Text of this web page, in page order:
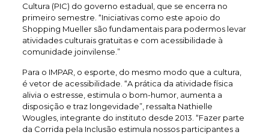
Cultura (PIC) do governo estadual, que se encerra no
primeiro semestre. “Iniciativas como este apoio do
Shopping Mueller são fundamentais para podermos levar
atividades culturais gratuitas e com acessibilidade à
comunidade joinvilense.”
Para o IMPAR, o esporte, do mesmo modo que a cultura,
é vetor de acessibilidade. “A prática da atividade física
alivia o estresse, estimula o bom-humor, aumenta a
disposição e traz longevidade”, ressalta Nathielle
Wougles, integrante do instituto desde 2013. “Fazer parte
da Corrida pela Inclusão estimula nossos participantes a